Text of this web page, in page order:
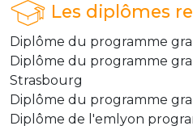
Les diplômes
Diplôme du programme
Diplôme du programme
Strasbourg
Diplôme du programme
Diplôme de l'emlyon